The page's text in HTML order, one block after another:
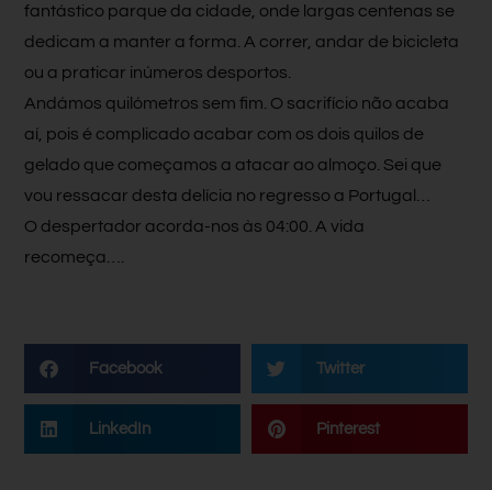
fantástico parque da cidade, onde largas centenas se
dedicam a manter a forma. A correr, andar de bicicleta
ou a praticar inúmeros desportos.
Andámos quilómetros sem fim. O sacrifício não acaba
aí, pois é complicado acabar com os dois quilos de
gelado que começamos a atacar ao almoço. Sei que
vou ressacar desta delícia no regresso a Portugal…
O despertador acorda-nos às 04:00. A vida
recomeça….
Facebook Twitter
LinkedIn Pinterest